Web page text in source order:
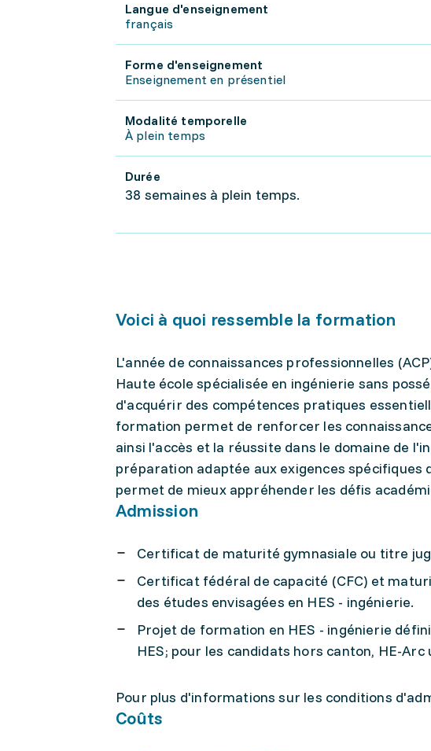
Langue d'enseignement
français
Forme d'enseignement
Enseignement en présentiel
Modalité temporelle
À plein temps
Durée
38 semaines à plein temps.
Voici à quoi ressemble la formation
L'année de connaissances professionnelles
Haute école spécialisée en ingénierie sans
d'acquérir des compétences pratiques
formation permet de renforcer les
ainsi l'accès et la réussite dans le domaine de
préparation adaptée aux exigences
permet de mieux appréhender les défis
Admission
Certificat de maturité gymnasiale ou titre
Certificat fédéral de capacité (CFC) et
des études envisagées en HES - ingénierie.
Projet de formation en HES - ingénierie
HES; pour les candidats hors canton, HE-Arc
Pour plus d'informations sur les conditions
Coûts